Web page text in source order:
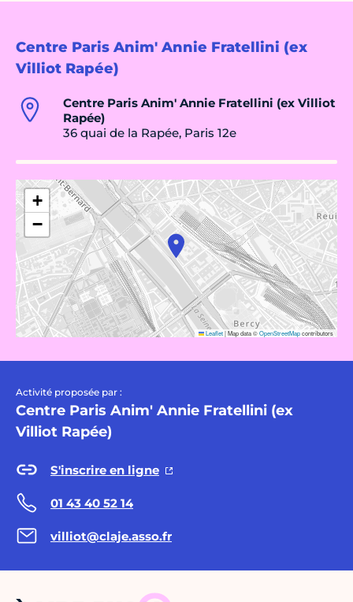
Centre Paris Anim' Annie Fratellini (ex
Villiot Rapée)
Centre Paris Anim' Annie Fratellini (ex Villiot
Rapée)
36 quai de la Rapée, Paris 12e
+
−
Leaflet|Map data ©OpenStreetMapcontributors
Activité proposée par :
Centre Paris Anim' Annie Fratellini (ex
Villiot Rapée)
S'inscrire en ligne
01 43 40 52 14
villiot@claje.asso.fr